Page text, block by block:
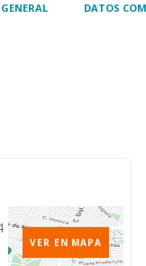
DATOS
VER EN MAPA